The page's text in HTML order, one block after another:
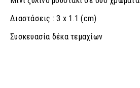
Διαστάσεις : 3 x 1.1 (cm)
Συσκευασία δέκα τεμαχίων